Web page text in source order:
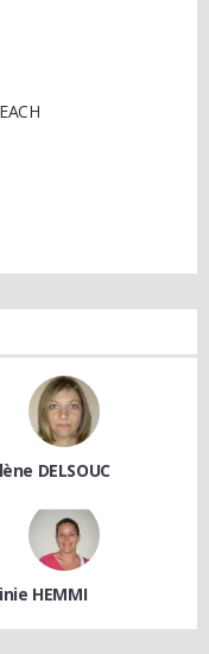
DELSOUC
HEMMI